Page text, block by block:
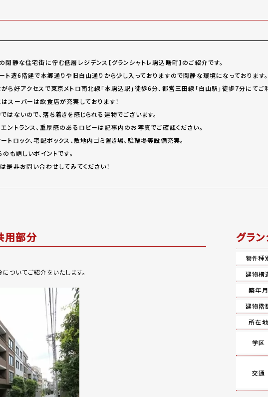
静な住宅街に佇む低層レジデンス【グランシャトレ駒込曙町】のご紹介です。
ト造6階建で本郷通りや旧白山通りから少し入っておりますので閑静な環境になっております。
ら好アクセスで東京メトロ南北線「本駒込駅」徒歩6分、都営三田線「白山駅」徒歩7分にてご
スーパーは飲食店が充実しております！
はないので、落ち着きを感じられる建物でございます。
ントランス、重厚感のあるロビーは記事内のお写真でご確認ください。
トロック、宅配ボックス、敷地内ゴミ置き場、駐輪場等設備充実。
のも嬉しいポイントです。
是非お問い合わせしてみてください！
用部分
ついてご紹介をいたします。
グラ
物件種
建物構
築年月
建物階
所在地
学区
交通